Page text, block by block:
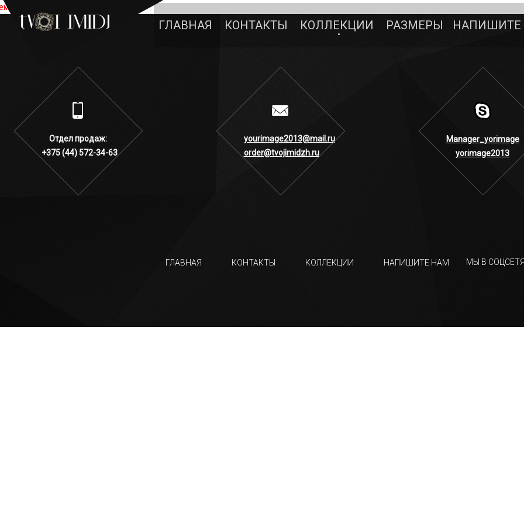
ГЛАВНАЯ КОНТАКТЫ КОЛЛЕКЦИИ РАЗМЕРЫ
не найден
Отдел продаж:
+375 (44) 572-34-63
yourimage2013@mail.ru
order@tvojimidzh.ru
Manager_yorimage
yorimage2013
ГЛАВНАЯ КОНТАКТЫ КОЛЛЕКЦИИ НАПИШИТЕ НАМ МЫ В